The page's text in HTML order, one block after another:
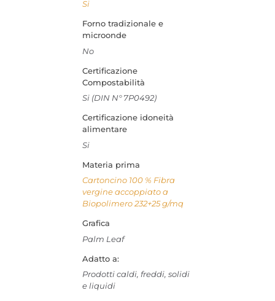
Si
Forno tradizionale e
microonde
No
Certificazione
Compostabilità
Si (DIN N° 7P0492)
Certificazione idoneità
alimentare
Si
Materia prima
Cartoncino 100 % Fibra
vergine accoppiato a
Biopolimero 232+25 g/mq
Grafica
Palm Leaf
Adatto a:
Prodotti caldi, freddi, solidi
e liquidi